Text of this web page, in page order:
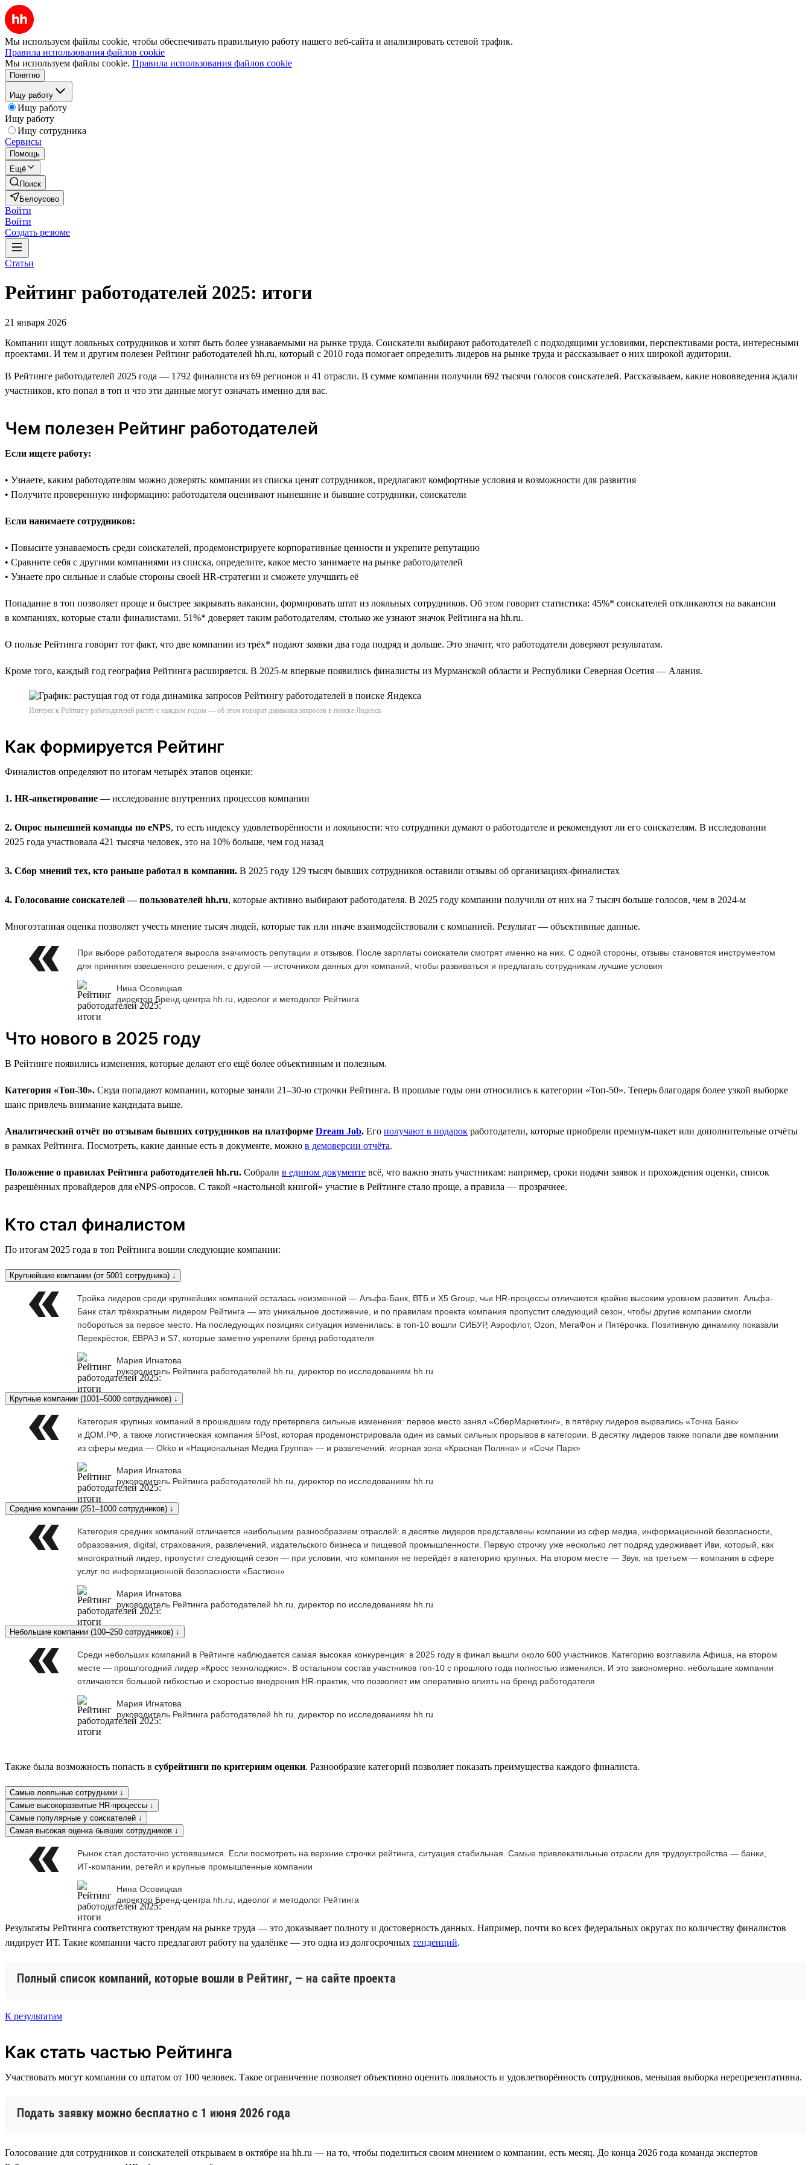
Мы используем файлы cookie, чтобы обеспечивать правильную работу нашего веб-сайта и анализировать сетевой трафик.
Правила использования файлов cookie
Мы используем файлы cookie. Правила использования файлов cookie
Понятно
Ищу работу
Ищу работу
Ищу работу
Ищу сотрудника
Сервисы
Помощь
Ещё
Поиск
Белоусово
Войти
Войти
Создать резюме
Статьи
Рейтинг работодателей 2025: итоги
21 января 2026
Компании ищут лояльных сотрудников и хотят быть более узнаваемыми на рынке труда. Соискатели выбирают работодателей с подходящими условиями, перспективами роста, интересными
проектами. И тем и другим полезен Рейтинг работодателей hh.ru, который с 2010 года помогает определить лидеров на рынке труда и рассказывает о них широкой аудитории.
В Рейтинге работодателей 2025 года — 1792 финалиста из 69 регионов и 41 отрасли. В сумме компании получили 692 тысячи голосов соискателей. Рассказываем, какие нововведения ждали
участников, кто попал в топ и что эти данные могут означать именно для вас.
Чем полезен Рейтинг работодателей
Если ищете работу:
• Узнаете, каким работодателям можно доверять: компании из списка ценят сотрудников, предлагают комфортные условия и возможности для развития
• Получите проверенную информацию: работодателя оценивают нынешние и бывшие сотрудники, соискатели
Если нанимаете сотрудников:
• Повысите узнаваемость среди соискателей, продемонстрируете корпоративные ценности и укрепите репутацию
• Сравните себя с другими компаниями из списка, определите, какое место занимаете на рынке работодателей
• Узнаете про сильные и слабые стороны своей HR-стратегии и сможете улучшить её
Попадание в топ позволяет проще и быстрее закрывать вакансии, формировать штат из лояльных сотрудников. Об этом говорит статистика: 45%* соискателей откликаются на вакансии
в компаниях, которые стали финалистами. 51%* доверяет таким работодателям, столько же узнают значок Рейтинга на hh.ru.
О пользе Рейтинга говорит тот факт, что две компании из трёх* подают заявки два года подряд и дольше. Это значит, что работодатели доверяют результатам.
Кроме того, каждый год география Рейтинга расширяется. В 2025-м впервые появились финалисты из Мурманской области и Республики Северная Осетия — Алания.
Интерес к Рейтингу работодателей растёт с каждым годом — об этом говорит динамика запросов в поиске Яндекса
Как формируется Рейтинг
Финалистов определяют по итогам четырёх этапов оценки:
1. HR-анкетирование — исследование внутренних процессов компании
2. Опрос нынешней команды по eNPS, то есть индексу удовлетворённости и лояльности: что сотрудники думают о работодателе и рекомендуют ли его соискателям. В исследовании
2025 года участвовала 421 тысяча человек, это на 10% больше, чем год назад
3. Сбор мнений тех, кто раньше работал в компании. В 2025 году 129 тысяч бывших сотрудников оставили отзывы об организациях-финалистах
4. Голосование соискателей — пользователей hh.ru, которые активно выбирают работодателя. В 2025 году компании получили от них на 7 тысяч больше голосов, чем в 2024-м
Многоэтапная оценка позволяет учесть мнение тысяч людей, которые так или иначе взаимодействовали с компанией. Результат — объективные данные.
При выборе работодателя выросла значимость репутации и отзывов. После зарплаты соискатели смотрят именно на них. С одной стороны, отзывы становятся инструментом
для принятия взвешенного решения, с другой — источником данных для компаний, чтобы развиваться и предлагать сотрудникам лучшие условия
Нина Осовицкая
директор Бренд-центра hh.ru, идеолог и методолог Рейтинга
Что нового в 2025 году
В Рейтинге появились изменения, которые делают его ещё более объективным и полезным.
Категория «Топ-30». Сюда попадают компании, которые заняли 21–30-ю строчки Рейтинга. В прошлые годы они относились к категории «Топ-50». Теперь благодаря более узкой выборке
шанс привлечь внимание кандидата выше.
Аналитический отчёт по отзывам бывших сотрудников на платформе Dream Job. Его получают в подарок работодатели, которые приобрели премиум-пакет или дополнительные отчёты
в рамках Рейтинга. Посмотреть, какие данные есть в документе, можно в демоверсии отчёта.
Положение о правилах Рейтинга работодателей hh.ru. Собрали в едином документе всё, что важно знать участникам: например, сроки подачи заявок и прохождения оценки, список
разрешённых провайдеров для eNPS-опросов. С такой «настольной книгой» участие в Рейтинге стало проще, а правила — прозрачнее.
Кто стал финалистом
По итогам 2025 года в топ Рейтинга вошли следующие компании:
Крупнейшие компании (от 5001 сотрудника) ↓
Тройка лидеров среди крупнейших компаний осталась неизменной — Альфа-Банк, ВТБ и X5 Group, чьи HR-процессы отличаются крайне высоким уровнем развития. Альфа-
Банк стал трёхкратным лидером Рейтинга — это уникальное достижение, и по правилам проекта компания пропустит следующий сезон, чтобы другие компании смогли
побороться за первое место. На последующих позициях ситуация изменилась: в топ-10 вошли СИБУР, Аэрофлот, Ozon, МегаФон и Пятёрочка. Позитивную динамику показали
Перекрёсток, ЕВРАЗ и S7, которые заметно укрепили бренд работодателя
Мария Игнатова
руководитель Рейтинга работодателей hh.ru, директор по исследованиям hh.ru
Крупные компании (1001–5000 сотрудников) ↓
Категория крупных компаний в прошедшем году претерпела сильные изменения: первое место занял «СберМаркетинг», в пятёрку лидеров вырвались «Точка Банк»
и ДОМ.РФ, а также логистическая компания 5Post, которая продемонстрировала один из самых сильных прорывов в категории. В десятку лидеров также попали две компании
из сферы медиа — Okko и «Национальная Медиа Группа» — и развлечений: игорная зона «Красная Поляна» и «Сочи Парк»
Мария Игнатова
руководитель Рейтинга работодателей hh.ru, директор по исследованиям hh.ru
Средние компании (251–1000 сотрудников) ↓
Категория средних компаний отличается наибольшим разнообразием отраслей: в десятке лидеров представлены компании из сфер медиа, информационной безопасности,
образования, digital, страхования, развлечений, издательского бизнеса и пищевой промышленности. Первую строчку уже несколько лет подряд удерживает Иви, который, как
многократный лидер, пропустит следующий сезон — при условии, что компания не перейдёт в категорию крупных. На втором месте — Звук, на третьем — компания в сфере
услуг по информационной безопасности «Бастион»
Мария Игнатова
руководитель Рейтинга работодателей hh.ru, директор по исследованиям hh.ru
Небольшие компании (100–250 сотрудников) ↓
Среди небольших компаний в Рейтинге наблюдается самая высокая конкуренция: в 2025 году в финал вышли около 600 участников. Категорию возглавила Афиша, на втором
месте — прошлогодний лидер «Кросс технолоджис». В остальном состав участников топ-10 с прошлого года полностью изменился. И это закономерно: небольшие компании
отличаются большой гибкостью и скоростью внедрения HR-практик, что позволяет им оперативно влиять на бренд работодателя
Мария Игнатова
руководитель Рейтинга работодателей hh.ru, директор по исследованиям hh.ru
Также была возможность попасть в субрейтинги по критериям оценки. Разнообразие категорий позволяет показать преимущества каждого финалиста.
Самые лояльные сотрудники ↓
Самые высокоразвитые HR-процессы ↓
Самые популярные у соискателей ↓
Самая высокая оценка бывших сотрудников ↓
Рынок стал достаточно устоявшимся. Если посмотреть на верхние строчки рейтинга, ситуация стабильная. Самые привлекательные отрасли для трудоустройства — банки,
ИТ-компании, ретейл и крупные промышленные компании
Нина Осовицкая
директор Бренд-центра hh.ru, идеолог и методолог Рейтинга
Результаты Рейтинга соответствуют трендам на рынке труда — это доказывает полноту и достоверность данных. Например, почти во всех федеральных округах по количеству финалистов
лидирует ИТ. Такие компании часто предлагают работу на удалёнке — это одна из долгосрочных тенденций.
Полный список компаний, которые вошли в Рейтинг, — на сайте проекта
К результатам
Как стать частью Рейтинга
Участвовать могут компании со штатом от 100 человек. Такое ограничение позволяет объективно оценить лояльность и удовлетворённость сотрудников, меньшая выборка нерепрезентативна.
Подать заявку можно бесплатно с 1 июня 2026 года
Голосование для сотрудников и соискателей открываем в октябре на hh.ru — на то, чтобы поделиться своим мнением о компании, есть месяц. До конца 2026 года команда экспертов